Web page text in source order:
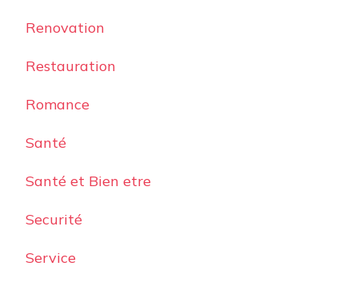
Renovation
Restauration
Romance
Santé
Santé et Bien etre
Securité
Service